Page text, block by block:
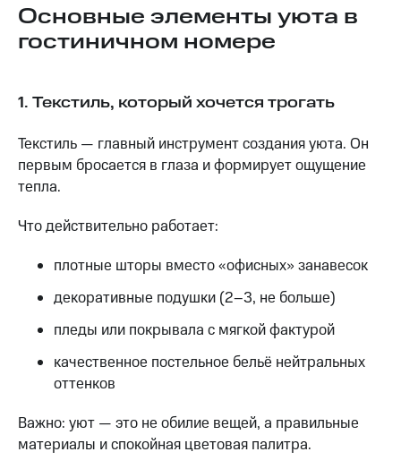
Основные элементы уюта в
гостиничном номере
1. Текстиль, который хочется трогать
Текстиль — главный инструмент создания уюта. Он
первым бросается в глаза и формирует ощущение
тепла.
Что действительно работает:
плотные шторы вместо «офисных» занавесок
декоративные подушки (2–3, не больше)
пледы или покрывала с мягкой фактурой
качественное постельное бельё нейтральных
оттенков
Важно: уют — это не обилие вещей, а правильные
материалы и спокойная цветовая палитра.